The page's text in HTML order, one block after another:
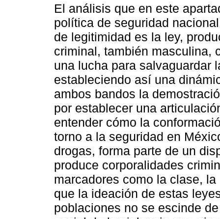
El análisis que en este
política de seguridad
de legitimidad es la ley,
criminal, también masculina,
una lucha para salvaguardar
estableciendo así una
ambos bandos la
por establecer una
entender cómo la
torno a la seguridad en
drogas, forma parte de un
produce corporalidades
marcadores como la clase,
que la ideación de estas
poblaciones no se escinde